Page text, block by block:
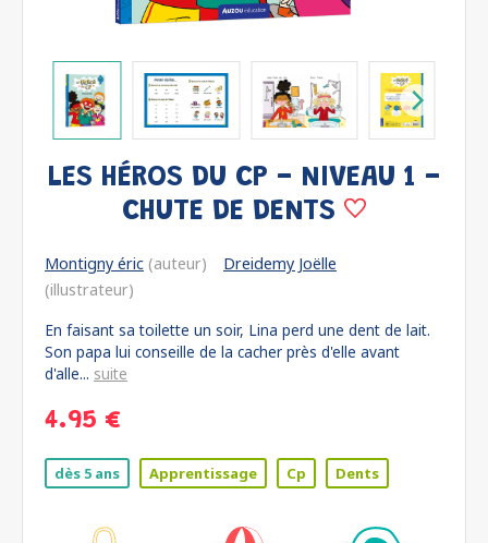
LES HÉROS DU CP - NIVEAU 1 -
CHUTE DE DENTS
Montigny éric (auteur)
Dreidemy Joëlle
(illustrateur)
En faisant sa toilette un soir, Lina perd une dent de lait.
Son papa lui conseille de la cacher près d'elle avant
d'alle... suite
4.95 €
dès 5 ans Apprentissage Cp Dents